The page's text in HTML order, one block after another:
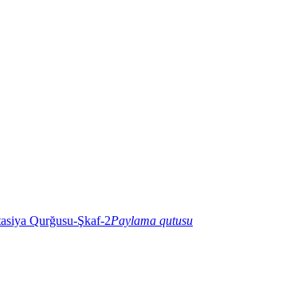
Paylama qutusu